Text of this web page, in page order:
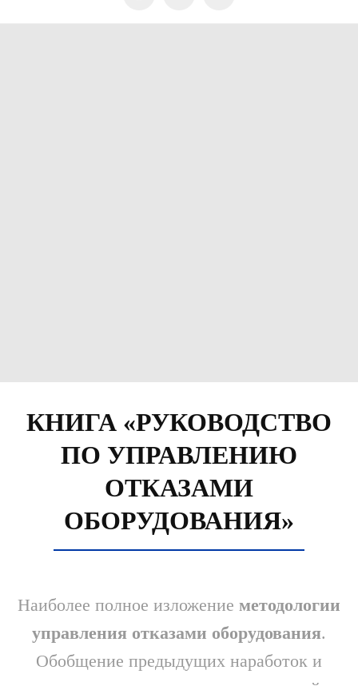
КНИГА «РУКОВОДСТВО
ПО УПРАВЛЕНИЮ
ОТКАЗАМИ
ОБОРУДОВАНИЯ»
Наиболее полное изложение методологии
управления отказами оборудования.
Обобщение предыдущих наработок и